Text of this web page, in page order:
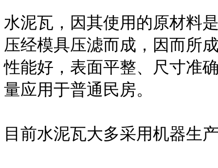
水泥瓦，因其使用的原材料
压经模具压滤而成，因而所
性能好，表面平整、尺寸准
量应用于普通民房。
目前水泥瓦大多采用机器生